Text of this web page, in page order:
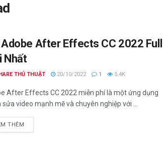
After Effects CC 2022 Full
Nhất
THỦ THUẬT 20/10/2022 1 5.4K
After Effects CC 2022 miễn phí là một ứng dụng
sửa video mạnh mẽ và chuyên nghiệp với ...
THÊM